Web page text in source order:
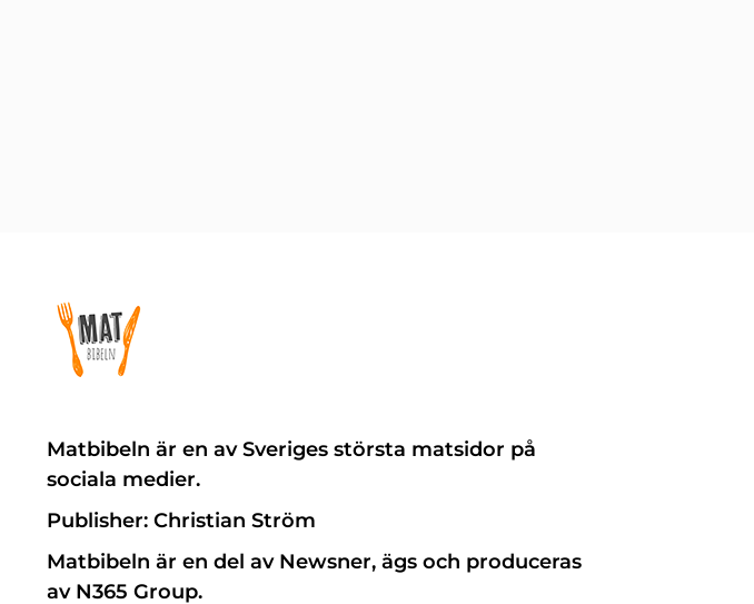
Matbibeln är en av Sveriges största matsidor på
sociala medier.
Publisher: Christian Ström
Matbibeln är en del av Newsner, ägs och produceras
av N365 Group.